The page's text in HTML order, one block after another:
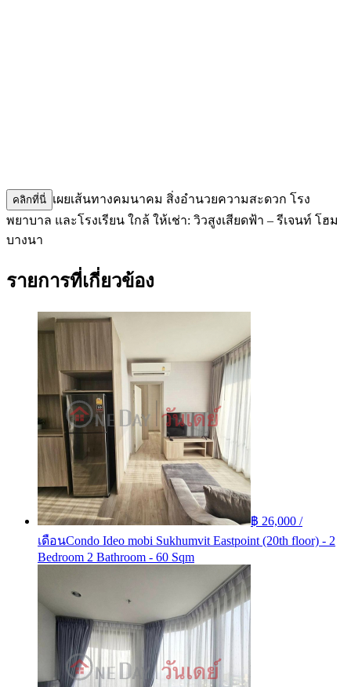
คลิกที่นี่ เผยเส้นทางคมนาคม สิ่งอำนวยความสะดวก โรง
พยาบาล และโรงเรียน ใกล้ ให้เช่า: วิวสูงเสียดฟ้า – รีเจนท์ โฮม
บางนา
รายการที่เกี่ยวข้อง
฿ 26,000 /
เดือนCondo Ideo mobi Sukhumvit Eastpoint (20th floor) - 2
Bedroom 2 Bathroom - 60 Sqm